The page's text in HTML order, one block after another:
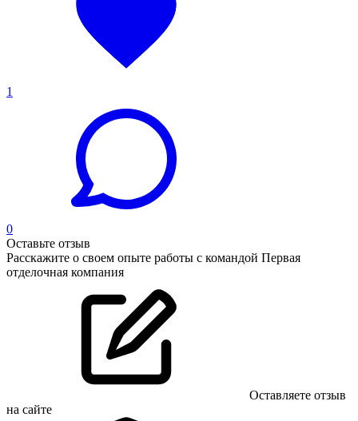
1
0
Оставьте отзыв
Расскажите о своем опыте работы с командой Первая
отделочная компания
Оставляете отзыв
на сайте